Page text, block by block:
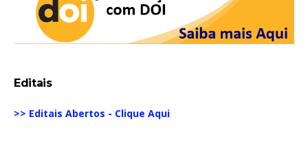
Editais
>> Editais Abertos - Clique Aqui